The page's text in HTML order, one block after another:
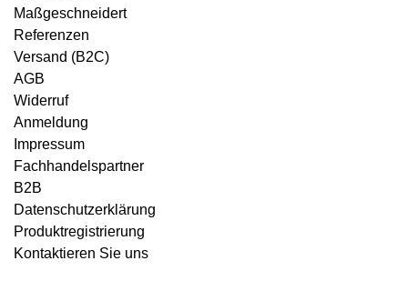
Maßgeschneidert
Referenzen
Versand (B2C)
AGB
Widerruf
Anmeldung
Impressum
Fachhandelspartner
B2B
Datenschutzerklärung
Produktregistrierung
Kontaktieren Sie uns